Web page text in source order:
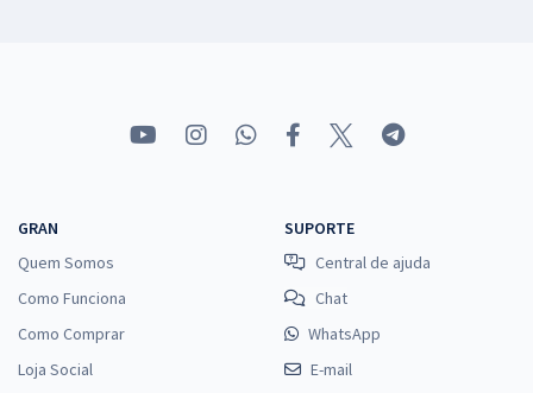
GRAN
Quem Somos
Como Funciona
Como Comprar
Loja Social
SUPORTE
Central de ajuda
Chat
WhatsApp
E-mail